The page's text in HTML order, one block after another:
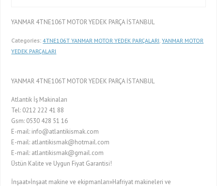
YANMAR 4TNE106T MOTOR YEDEK PARÇA İSTANBUL
Categories: 4TNE106T YANMAR MOTOR YEDEK PARÇALARI ,YANMAR MOTOR
YEDEK PARÇALARI
YANMAR 4TNE106T MOTOR YEDEK PARÇA İSTANBUL
Atlantik İş Makinaları
Tel: 0212 222 41 88
Gsm: 0530 428 51 16
E-mail: info@atlantikismak.com
E-mail: atlantikismak@hotmail.com
E-mail: atlantikismak@gmail.com
Üstün Kalite ve Uygun Fiyat Garantisi!
İnşaat»İnşaat makine ve ekipmanları»Hafriyat makineleri ve